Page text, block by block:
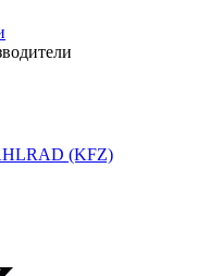
(KFZ)